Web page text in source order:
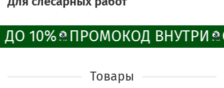
10% ПРОМОКОД ВНУТРИ
Товары